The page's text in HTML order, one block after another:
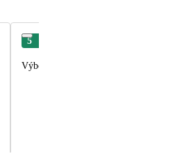
5
Výbornný hotel, ktorý zodpovedal cene.